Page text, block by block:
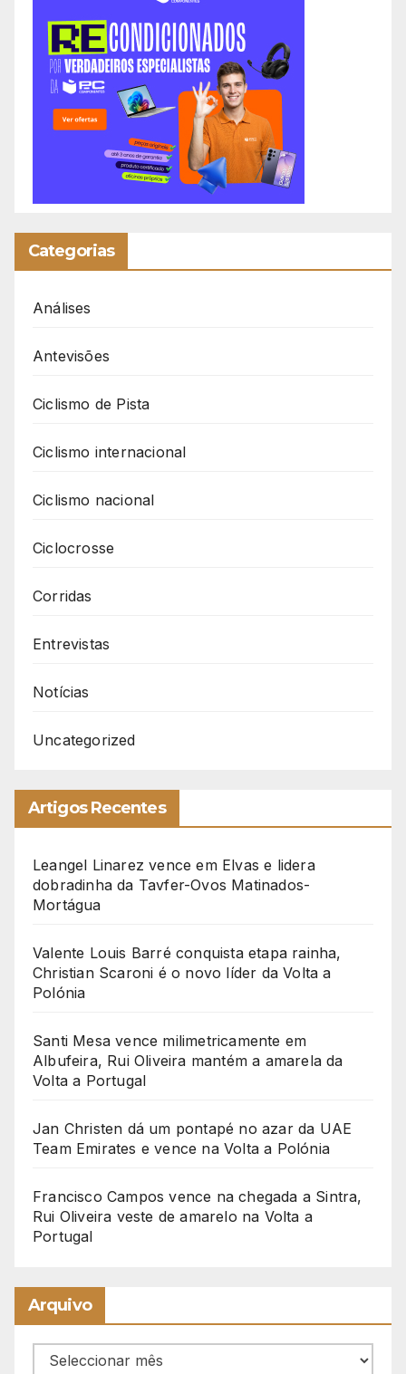
Categorias
Análises
Antevisões
Ciclismo de Pista
Ciclismo internacional
Ciclismo nacional
Ciclocrosse
Corridas
Entrevistas
Notícias
Uncategorized
Artigos Recentes
Leangel Linarez vence em Elvas e lidera
dobradinha da Tavfer-Ovos Matinados-
Mortágua
Valente Louis Barré conquista etapa rainha,
Christian Scaroni é o novo líder da Volta a
Polónia
Santi Mesa vence milimetricamente em
Albufeira, Rui Oliveira mantém a amarela da
Volta a Portugal
Jan Christen dá um pontapé no azar da UAE
Team Emirates e vence na Volta a Polónia
Francisco Campos vence na chegada a Sintra,
Rui Oliveira veste de amarelo na Volta a
Portugal
Arquivo
Arquivo